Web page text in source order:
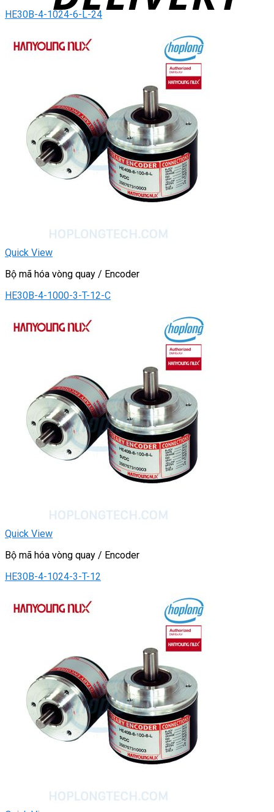
HE30B-4-1024-6-L-24
Quick View
Bộ mã hóa vòng quay / Encoder
HE30B-4-1000-3-T-12-C
Quick View
Bộ mã hóa vòng quay / Encoder
HE30B-4-1024-3-T-12